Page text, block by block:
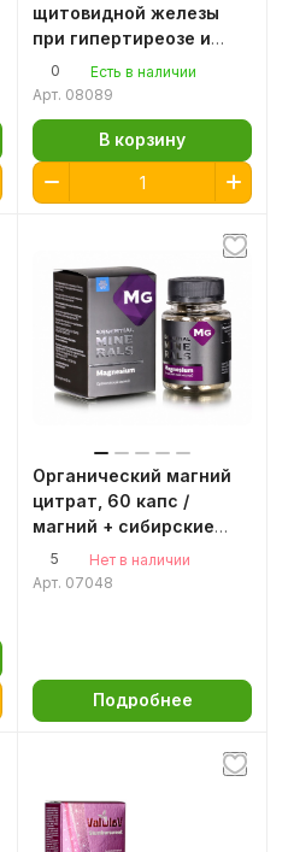
щитовидной железы
при гипертиреозе и
гипотиреозе, 100мл.
восковая моль
огневки
0
Есть в наличии
Арт. 08089
В корзину
Органический магний
цитрат, 60 капс /
магний + сибирские
травы / от стресса / от
бессонницы
5
Нет в наличии
Арт. 07048
Подробнее